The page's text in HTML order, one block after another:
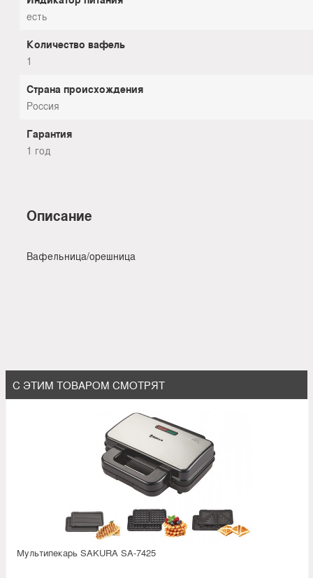
есть
Количество вафель
1
Страна происхождения
Россия
Гарантия
1 год
Описание
Вафельница/орешница
С ЭТИМ ТОВАРОМ СМОТРЯТ
Мультипекарь SAKURA SA-7425